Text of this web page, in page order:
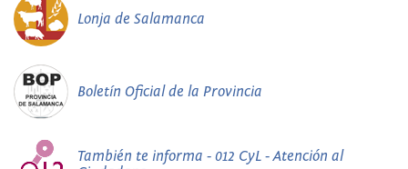
Lonja de Salamanca
Boletín Oficial de la Provincia
También te informa - 012 CyL - Atención al